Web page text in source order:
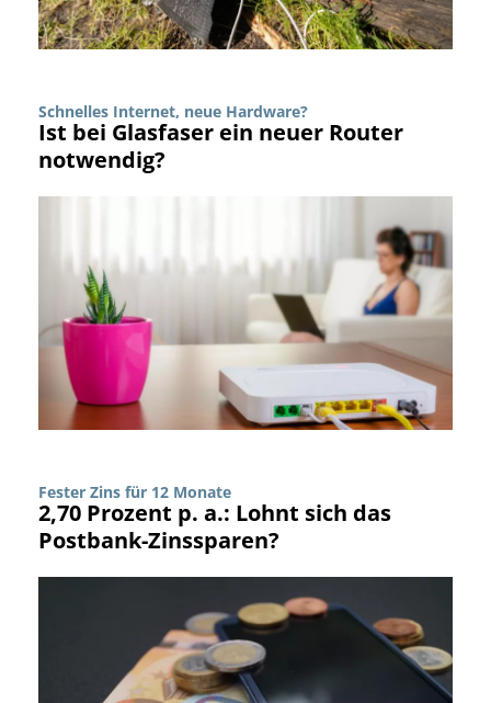
Schnelles Internet, neue Hardware?
Ist bei Glasfaser ein neuer Router
notwendig?
Fester Zins für 12 Monate
2,70 Prozent p. a.: Lohnt sich das
Postbank-Zinssparen?